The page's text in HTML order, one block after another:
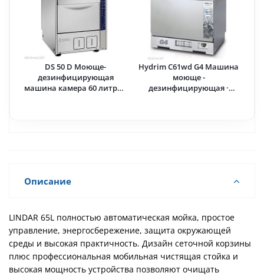
DS 50 D Моюще-
дезинфицирующая
машина камера 60 литров
Hydrim С61wd G4 Машина
моюще -
дезинфицирующая ·
Описание
LINDAR 65L полностью автоматическая мойка, простое
управление, энергосбережение, защита окружающей
среды и высокая практичность. Дизайн сеточной корзины
плюс профессиональная мобильная чистящая стойка и
высокая мощность устройства позволяют очищать